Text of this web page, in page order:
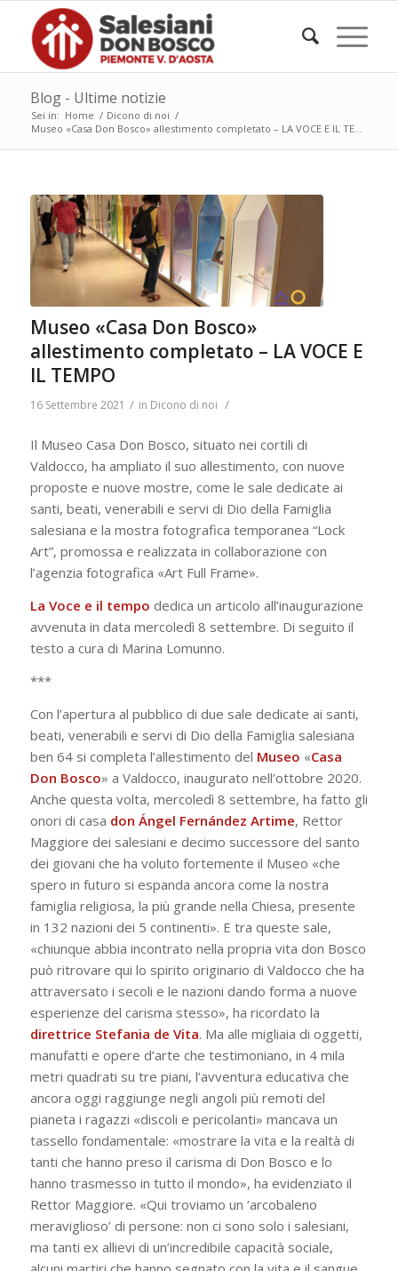
Blog - Ultime notizie
Sei in: Home / Dicono di noi /
Museo «Casa Don Bosco» allestimento completato – LA VOCE E IL TE...
Museo «Casa Don Bosco»
allestimento completato – LA VOCE E
IL TEMPO
16 Settembre 2021 / in Dicono di noi /
Il Museo Casa Don Bosco, situato nei cortili di
Valdocco, ha ampliato il suo allestimento, con nuove
proposte e nuove mostre, come le sale dedicate ai
santi, beati, venerabili e servi di Dio della Famiglia
salesiana e la mostra fotografica temporanea “Lock
Art”, promossa e realizzata in collaborazione con
l’agenzia fotografica «Art Full Frame».
La Voce e il tempo dedica un articolo all’inaugurazione
avvenuta in data mercoledì 8 settembre. Di seguito il
testo a cura di Marina Lomunno.
***
Con l’apertura al pubblico di due sale dedicate ai santi,
beati, venerabili e servi di Dio della Famiglia salesiana
ben 64 si completa l’allestimento del Museo «Casa
Don Bosco» a Valdocco, inaugurato nell’ottobre 2020.
Anche questa volta, mercoledì 8 settembre, ha fatto gli
onori di casa don Ángel Fernández Artime, Rettor
Maggiore dei salesiani e decimo successore del santo
dei giovani che ha voluto fortemente il Museo «che
spero in futuro si espanda ancora come la nostra
famiglia religiosa, la più grande nella Chiesa, presente
in 132 nazioni dei 5 continenti». E tra queste sale,
«chiunque abbia incontrato nella propria vita don Bosco
può ritrovare qui lo spirito originario di Valdocco che ha
attraversato i secoli e le nazioni dando forma a nuove
esperienze del carisma stesso», ha ricordato la
direttrice Stefania de Vita. Ma alle migliaia di oggetti,
manufatti e opere d’arte che testimoniano, in 4 mila
metri quadrati su tre piani, l’avventura educativa che
ancora oggi raggiunge negli angoli più remoti del
pianeta i ragazzi «discoli e pericolanti» mancava un
tassello fondamentale: «mostrare la vita e la realtà di
tanti che hanno preso il carisma di Don Bosco e lo
hanno trasmesso in tutto il mondo», ha evidenziato il
Rettor Maggiore. «Qui troviamo un ‘arcobaleno
meraviglioso’ di persone: non ci sono solo i salesiani,
ma tanti ex allievi di un’incredibile capacità sociale,